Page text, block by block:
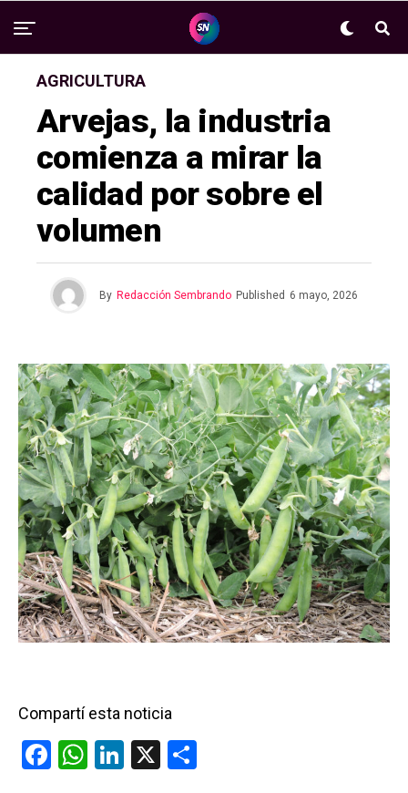
AGRICULTURA
Arvejas, la industria
comienza a mirar la
calidad por sobre el
volumen
By Redacción Sembrando Published 6 mayo, 2026
Compartí esta noticia
F
W Li
X